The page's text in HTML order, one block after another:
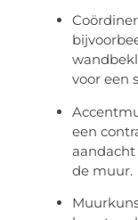
voor een
een
aandacht
de muur.